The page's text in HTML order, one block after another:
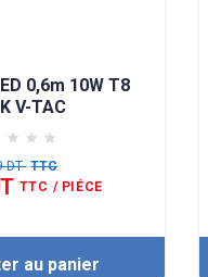
0,6m 10W T8
V-TAC
DT TTC
TTC / PIÉCE
au panier